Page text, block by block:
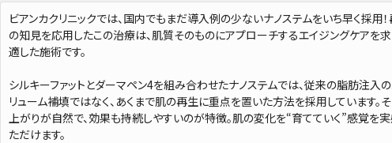
ビアンカクリニックでは、国内でもまだ導入例の少ないナノステムをいち早く採用
の知見を応用したこの治療は、肌質そのものにアプローチするエイジングケアを
適した施術です。
シルキーファットとダーマペン4を組み合わせたナノステムでは、従来の脂肪注入
リューム補填ではなく、あくまで肌の再生に重点を置いた方法を採用しています。
上がりが自然で、効果も持続しやすいのが特徴。肌の変化を“育てていく”感覚を
ただけます。